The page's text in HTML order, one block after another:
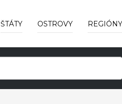
ŠTÁTY OSTROVY REGIÓNY